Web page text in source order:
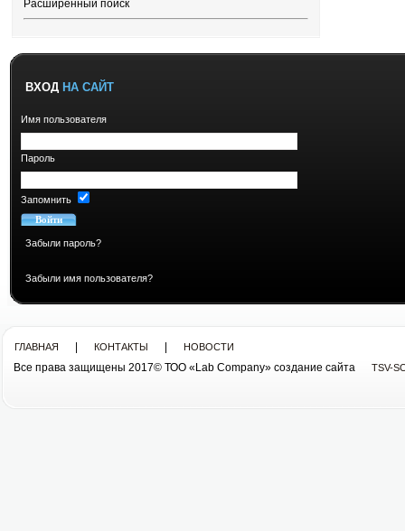
Расширенный поиск
ВХОД НА САЙТ
Имя пользователя
Пароль
Запомнить
Забыли пароль?
Забыли имя пользователя?
ГЛАВНАЯ КОНТАКТЫ НОВОСТИ
Все права защищены 2017© ТОО «Lab Company» cоздание сайта TSV-